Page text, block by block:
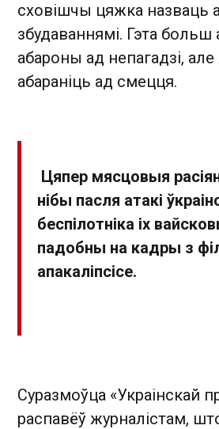
сховішчы цяжка назваць
збудаваннямі. Гэта
абароны ад непагадзі,
абараніць ад смецця.
Цяпер мясцовыя
нібы пасля атакі
беспілотніка іх
падобны на кадры з
апакаліпсісе.
Суразмоўца «Украінскай
распавёў журналістам,